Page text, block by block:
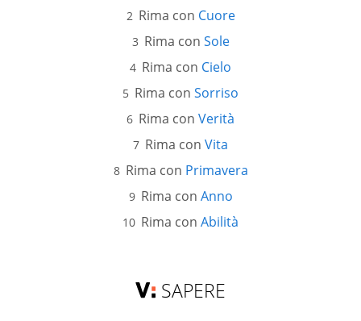
Rima con Cuore
Rima con Sole
Rima con Cielo
Rima con Sorriso
Rima con Verità
Rima con Vita
Rima con Primavera
Rima con Anno
Rima con Abilità
SAPERE